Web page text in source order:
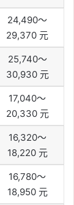
24,490～
29,370 元
25,740～
30,930 元
17,040～
20,330 元
16,320～
18,220 元
16,780～
18,950 元